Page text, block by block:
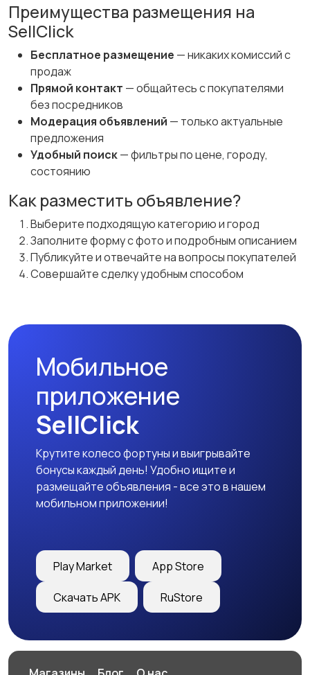
Преимущества размещения на
SellClick
Бесплатное размещение — никаких комиссий с
продаж
Прямой контакт — общайтесь с покупателями
без посредников
Модерация объявлений — только актуальные
предложения
Удобный поиск— фильтры по цене, городу,
состоянию
Как разместить объявление?
Выберите подходящую категорию и город
Заполните форму с фото и подробным описанием
Публикуйте и отвечайте на вопросы покупателей
Совершайте сделку удобным способом
Мобильное
приложение
SellClick
Крутите колесо фортуны и выигрывайте
бонусы каждый день! Удобно ищите и
размещайте объявления - все это в нашем
мобильном приложении!
Play Market App Store
Скачать APK RuStore